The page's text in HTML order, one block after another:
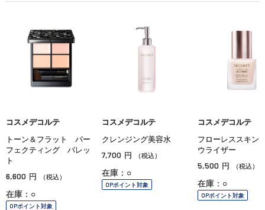
コスメデコルテ
トーン＆フラット パー
フェクティング パレッ
ト
6,600 円 （税込）
在庫：○
OPポイント対象
コスメデコルテ
クレンジング美容水
7,700 円 （税込）
在庫：○
OPポイント対象
コスメデコルテ
フローレススキ
ウライザー
5,500 円 （税込）
在庫：○
OPポイント対象